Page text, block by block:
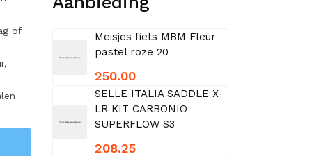
of
Meisjes fiets MBM Fleur
pastel roze 20
250.00
SELLE ITALIA SADDLE X-
LR KIT CARBONIO
SUPERFLOW S3
208.25